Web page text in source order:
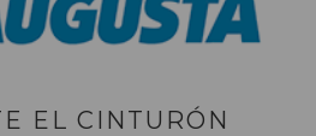
EL CINTURÓN